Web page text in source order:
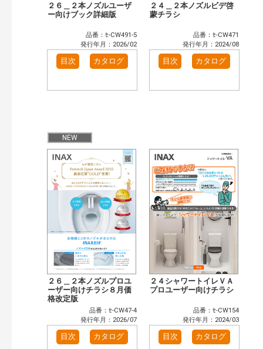
２６＿２本ノズルユーザ
ー向けブック詳細版
品番：ｾ-CW491-5
発行年月：2026/02
目次 カタログ
２４＿２本ノズルビデ啓
蒙チラシ
品番：ｾ-CW471
発行年月：2024/08
目次 カタログ
NEW
２６＿２本ノズルプロユ
ーザー向けチラシ８月価
格改定版
品番：ｾ-CW47-4
発行年月：2026/07
目次 カタログ
２４シャワートイレＶＡ
プロユーザー向けチラシ
品番：ｾ-CW154
発行年月：2024/03
目次 カタログ